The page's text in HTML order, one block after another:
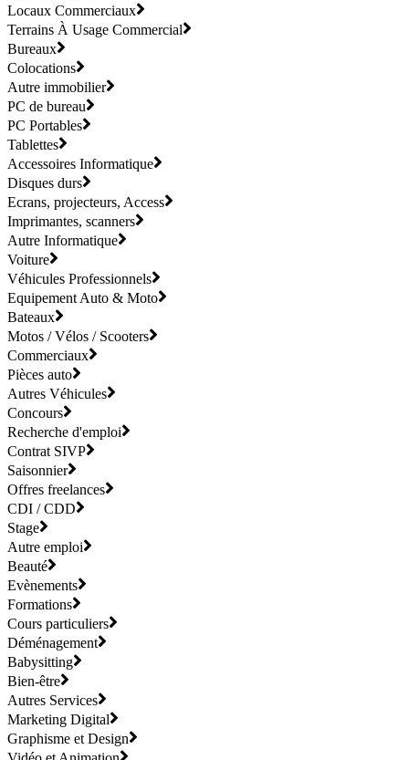
Locaux Commerciaux
Terrains À Usage Commercial
Bureaux
Colocations
Autre immobilier
PC de bureau
PC Portables
Tablettes
Accessoires Informatique
Disques durs
Ecrans, projecteurs, Access
Imprimantes, scanners
Autre Informatique
Voiture
Véhicules Professionnels
Equipement Auto & Moto
Bateaux
Motos / Vélos / Scooters
Commerciaux
Pièces auto
Autres Véhicules
Concours
Recherche d'emploi
Contrat SIVP
Saisonnier
Offres freelances
CDI / CDD
Stage
Autre emploi
Beauté
Evènements
Formations
Cours particuliers
Déménagement
Babysitting
Bien-être
Autres Services
Marketing Digital
Graphisme et Design